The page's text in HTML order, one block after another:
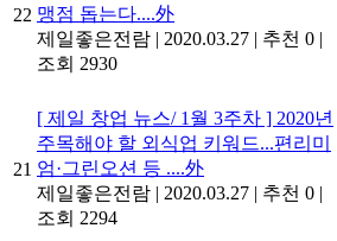
22 맹점 돕는다....外
제일좋은전람 | 2020.03.27 | 추천 0 |
조회 2930
21
[ 제일 창업 뉴스/ 1월 3주차 ] 2020년
주목해야 할 외식업 키워드...편리미
엄·그린오션 등 ....外
제일좋은전람 | 2020.03.27 | 추천 0 |
조회 2294